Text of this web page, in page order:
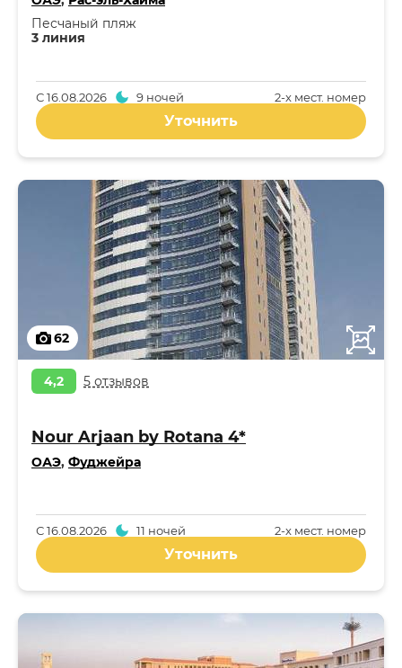
3 линия
Песчаный пляж
2-x мест. номер
С16.08.2026 9 ночей
Уточнить
62
4,2 5 отзывов
Nour Arjaan by Rotana 4*
ОАЭ, Фуджейра
2-x мест. номер
С16.08.2026 11 ночей
Уточнить